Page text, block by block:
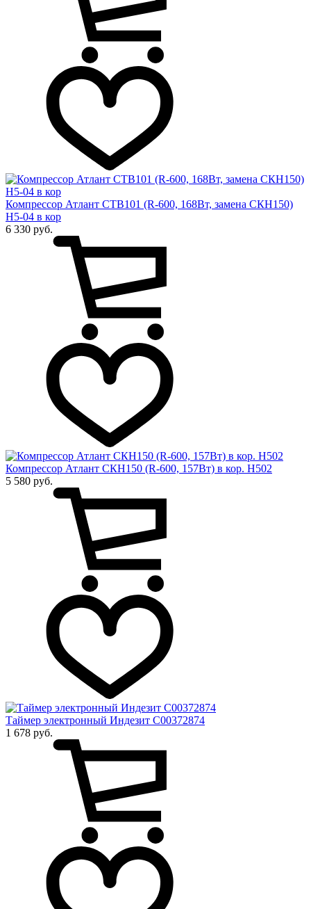
Компрессор Атлант СТВ101 (R-600, 168Вт, замена СКН150)
Н5-04 в кор
6 330 руб.
Компрессор Атлант СКН150 (R-600, 157Вт) в кор. Н502
5 580 руб.
Таймер электронный Индезит C00372874
1 678 руб.